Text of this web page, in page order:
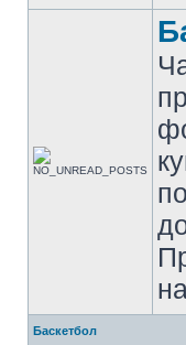
Баскетбол